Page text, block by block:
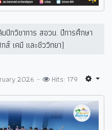
ปิกวิชาการ สอวน. ปีการศึกษา
เคมี และชีววิทยา)
2026 Hits: 179